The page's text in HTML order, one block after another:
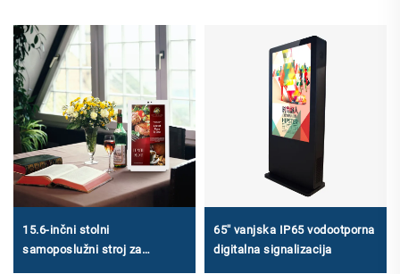
15.6-inčni stolni
samoposlužni stroj za
65'' vanjska IP65 vodootporna
digitalna signalizacija